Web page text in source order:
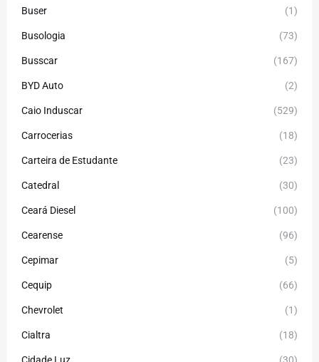
Buser (1)
Busologia (73)
Busscar (167)
BYD Auto (2)
Caio Induscar (529)
Carrocerias (18)
Carteira de Estudante (23)
Catedral (30)
Ceará Diesel (100)
Cearense (96)
Cepimar (5)
Cequip (66)
Chevrolet (1)
Cialtra (18)
Cidade Luz (30)